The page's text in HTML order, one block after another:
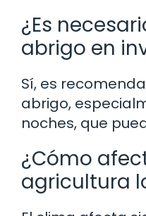
¿Es
abrigo en
Sí, es
abrigo,
noches, que
¿Cómo
agricultura